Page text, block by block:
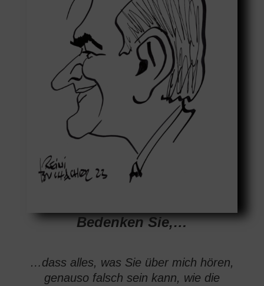
Bedenken Sie,…
…dass alles, was Sie über mich hören,
genauso falsch sein kann, wie die